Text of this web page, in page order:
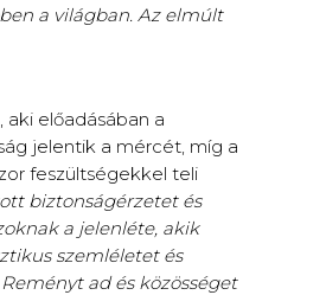
a világban. Az elmúlt
előadásában a
jelentik a mércét, míg a
feszültségekkel teli
biztonságérzetet és
a jelenléte, akik
szemléletet és
ad és közösséget